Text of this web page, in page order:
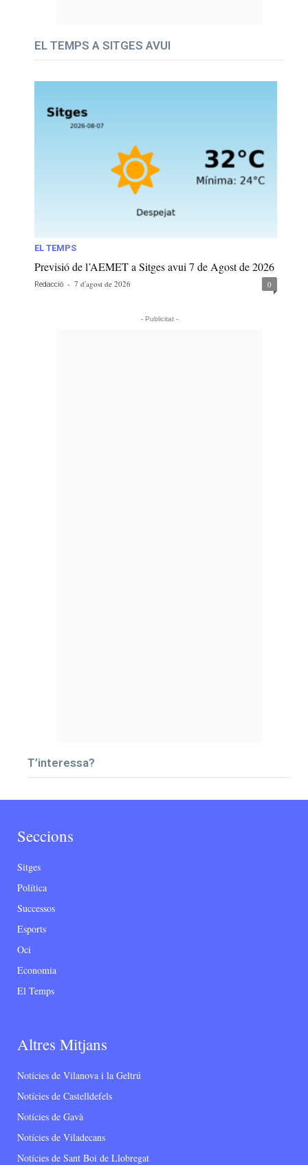
EL TEMPS A SITGES AVUI
EL TEMPS
Previsió de l’AEMET a Sitges avui 7 de Agost de 2026
Redacció - 7 d'agost de 2026 0
- Publicitat -
T’interessa?
Seccions
Sitges
Política
Successos
Esports
Oci
Economia
El Temps
Altres Mitjans
Notícies de Vilanova i la Geltrú
Notícies de Castelldefels
Notícies de Gavà
Notícies de Viladecans
Notícies de Sant Boi de Llobregat